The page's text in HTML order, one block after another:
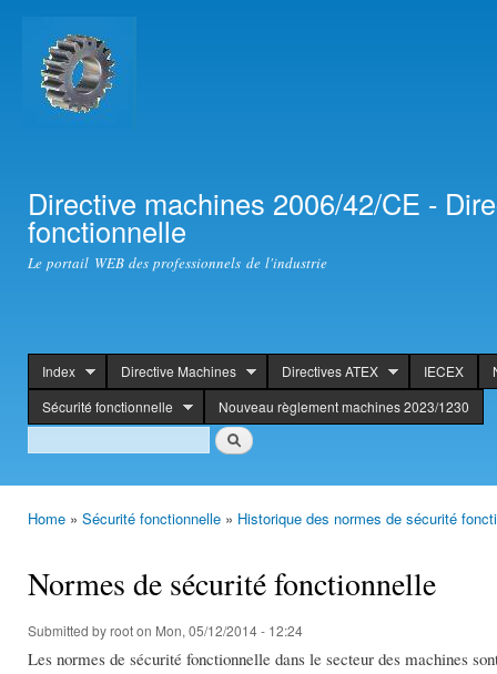
Directive machines 2006/42/CE -
fonctionnelle
Le portail WEB des professionnels de l'industrie
header
Index Directive Machines Directives ATEX IECEX
Sécurité fonctionnelle
Nouveau règlement machines 2023/1230
Rechercher
Search
Home » Sécurité fonctionnelle » Historique des normes de sécurité
Normes de sécurité fonctionnelle
Submitted byrooton Mon, 05/12/2014 - 12:24
Les normes de sécurité fonctionnelle dans le secteur des machines